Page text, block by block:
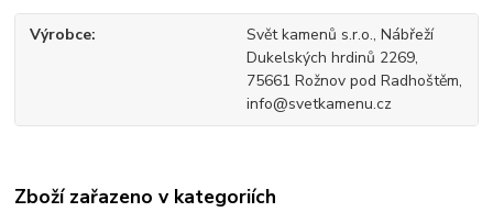
Výrobce
Svět kamenů s.r.o., Nábřeží
Dukelských hrdinů 2269,
75661 Rožnov pod Radhoštěm,
info@svetkamenu.cz
Zboží zařazeno v kategoriích